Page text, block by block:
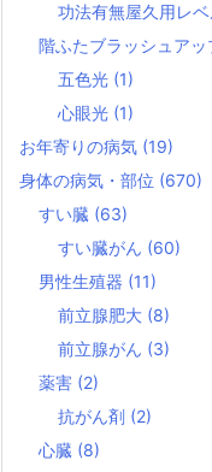
功法有無屋久用レベ
階ふたブラッシュアッ
五色光 (1)
心眼光 (1)
お年寄りの病気 (19)
身体の病気・部位 (670)
すい臓 (63)
すい臓がん (60)
男性生殖器 (11)
前立腺肥大 (8)
前立腺がん (3)
薬害 (2)
抗がん剤 (2)
心臓 (8)